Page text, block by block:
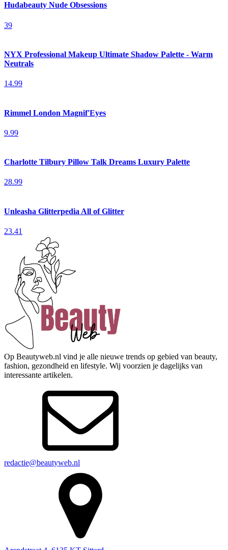
Hudabeauty Nude Obsessions
39
NYX Professional Makeup Ultimate Shadow Palette - Warm
Neutrals
14.99
Rimmel London Magnif'Eyes
9.99
Charlotte Tilbury Pillow Talk Dreams Luxury Palette
28.99
Unleasha Glitterpedia All of Glitter
23.41
Op Beautyweb.nl vind je alle nieuwe trends op gebied van beauty,
fashion, gezondheid en lifestyle. Wij voorzien je dagelijks van
interessante artikelen.
redactie@beautyweb.nl